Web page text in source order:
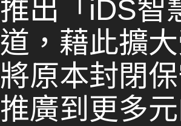
推出「iDS智
道，藉此擴
將原本封閉
推廣到更多